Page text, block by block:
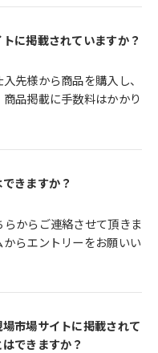
に掲載されていますか？
先様から商品を購入し、
品掲載に手数料はかかり
きますか？
からご連絡させて頂きま
らエントリーをお願いい
市場サイトに掲載されて
できますか？